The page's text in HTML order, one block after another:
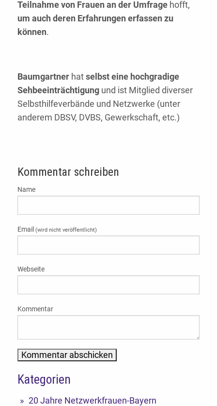
Teilnahme von Frauen an der Umfrage hofft,
um auch deren Erfahrungen erfassen zu
können.
Baumgartner hatselbst eine hochgradige
Sehbeeinträchtigung und ist Mitglied diverser
Selbsthilfeverbände und Netzwerke (unter
anderem DBSV, DVBS, Gewerkschaft, etc.)
Kommentar schreiben
Name
Email (wird nicht veröffentlicht)
Webseite
Kommentar
Alternative:
Kategorien
20 Jahre Netzwerkfrauen-Bayern